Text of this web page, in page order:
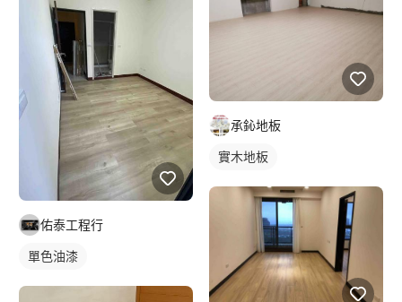
佑泰工程行
單色油漆
承鈊地板
實木地板